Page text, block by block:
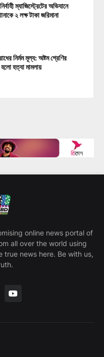
ম্যাজিস্ট্রেটের অভিযানে
২ লক্ষ টাকা জরিমানা
নির্মম মূল্য: অষ্টম শ্রেণির
হলো হত্যা মামলায়
online news portal of
all over the world using
true news here. Be with us,